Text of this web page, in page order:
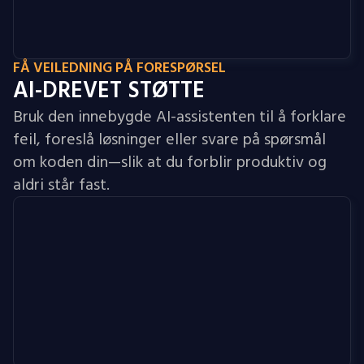
FÅ VEILEDNING PÅ FORESPØRSEL
AI-DREVET STØTTE
Bruk den innebygde AI-assistenten til å forklare
feil, foreslå løsninger eller svare på spørsmål
om koden din—slik at du forblir produktiv og
aldri står fast.